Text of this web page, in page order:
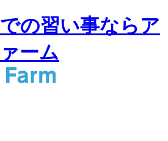
の習い事ならア
ーム